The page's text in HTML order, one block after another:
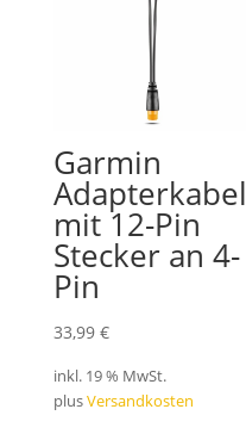
Garmin
Adapterkabel
mit 12-Pin
Stecker an 4-
Pin
33,99 €
inkl. 19 % MwSt.
plusVersandkosten